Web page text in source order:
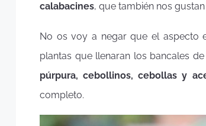
calabacines, que también nos
No os voy a negar que el aspecto
plantas que llenaran los bancales
púrpura, cebollinos, cebollas y
completo.